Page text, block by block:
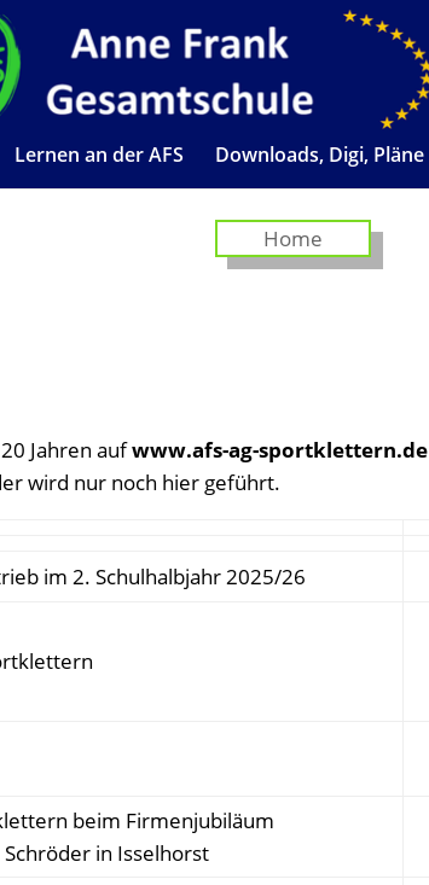
Lernen an der AFS Downloads, Digi, Pläne
Home
Jahren aufwww.afs-ag-sportklettern.de
wird nur noch hier geführt.
im 2. Schulhalbjahr 2025/26
beim Firmenjubiläum
Schröder in Isselhorst